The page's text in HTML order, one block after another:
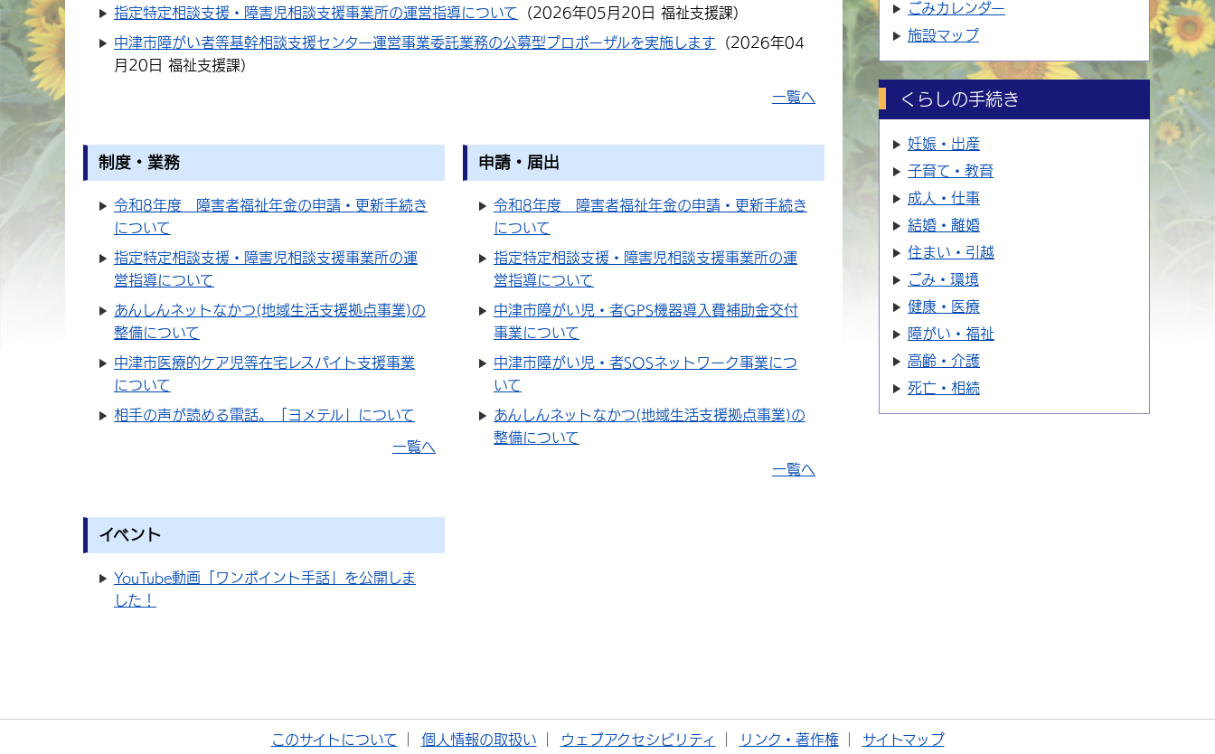
指定特定相談支援・障害児相談支援事業所の運営指導について （2026年05月20日 福祉支援課）
中津市障がい者等基幹相談支援センター運営事業委託業務の公募型プロポーザルを実施します （2026年04
月20日 福祉支援課）
一覧へ
制度・業務
令和8年度 障害者福祉年金の申請・更新手続き
について
指定特定相談支援・障害児相談支援事業所の運
営指導について
あんしんネットなかつ(地域生活支援拠点事業)の
整備について
中津市医療的ケア児等在宅レスパイト支援事業
について
相手の声が読める電話。「ヨメテル」について
一覧へ
申請・届出
令和8年度 障害者福祉年金の申請・更新手続き
について
指定特定相談支援・障害児相談支援事業所の運
営指導について
中津市障がい児・者GPS機器導入費補助金交付
事業について
中津市障がい児・者SOSネットワーク事業につ
いて
あんしんネットなかつ(地域生活支援拠点事業)の
整備について
一覧へ
イベント
YouTube動画「ワンポイント手話」を公開しま
した！
ごみカレンダー
施設マップ
くらしの手続き
妊娠・出産
子育て・教育
成人・仕事
結婚・離婚
住まい・引越
ごみ・環境
健康・医療
障がい・福祉
高齢・介護
死亡・相続
このサイトについて 個人情報の取扱い ウェブアクセシビリティ リンク・著作権 サイトマップ